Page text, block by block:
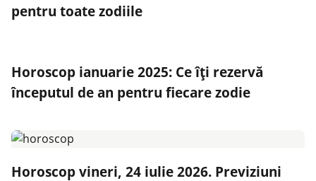
pentru toate zodiile
Horoscop ianuarie 2025: Ce îți rezervă
începutul de an pentru fiecare zodie
Horoscop vineri, 24 iulie 2026. Previziuni